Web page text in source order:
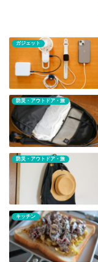
ガジェット
防災・アウトドア・旅
防災・アウトドア・旅
キッチン